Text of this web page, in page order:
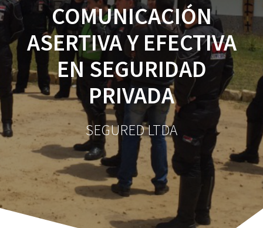
COMUNICACIÓN
ASERTIVA Y EFECTIVA
EN SEGURIDAD
PRIVADA
SEGURED LTDA